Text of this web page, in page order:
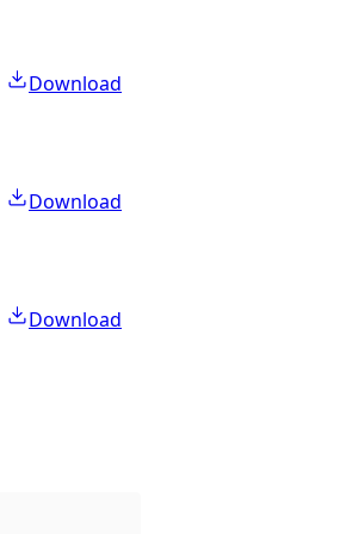
Download
Download
Download